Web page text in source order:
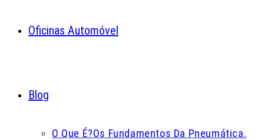
Oficinas Automóvel
Blog
O Que É?Os Fundamentos Da Pneumática.